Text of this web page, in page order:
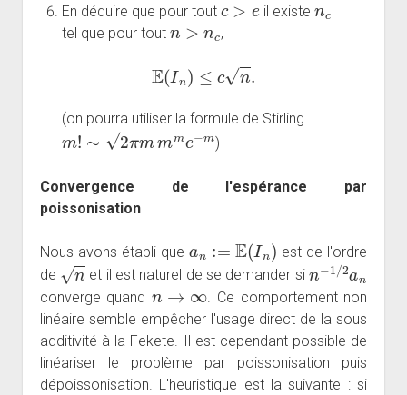
En déduire que pour tout il existe
tel que pour tout
n> nc
,
E In ≤ .
(on pourra utiliser la formule de Stirling
m !∼ mmm −m
)
Convergence de l'espérance par
poissonisation
Nous avons établi que
(In)
est de l'ordre
de
et il est naturel de se demander si
1/2
converge quand
n→∞
. Ce comportement non
linéaire semble empêcher l'usage direct de la sous
additivité à la Fekete. Il est cependant possible de
linéariser le problème par poissonisation puis
dépoissonisation. L'heuristique est la suivante : si